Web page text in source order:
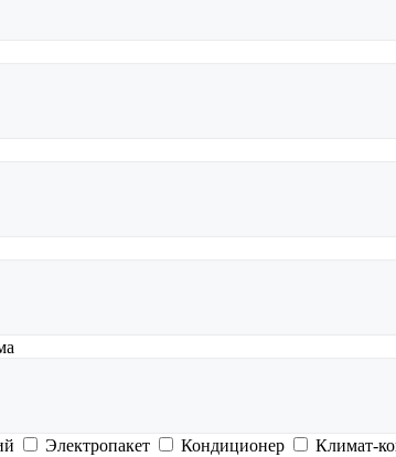
Электропакет Кондиционер Климат-